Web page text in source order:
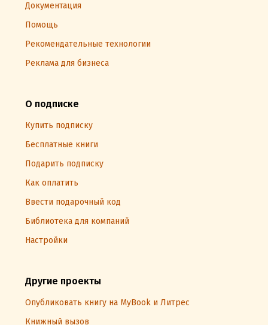
Документация
Помощь
Рекомендательные технологии
Реклама для бизнеса
О подписке
Купить подписку
Бесплатные книги
Подарить подписку
Как оплатить
Ввести подарочный код
Библиотека для компаний
Настройки
Другие проекты
Опубликовать книгу на MyBook и Литрес
Книжный вызов